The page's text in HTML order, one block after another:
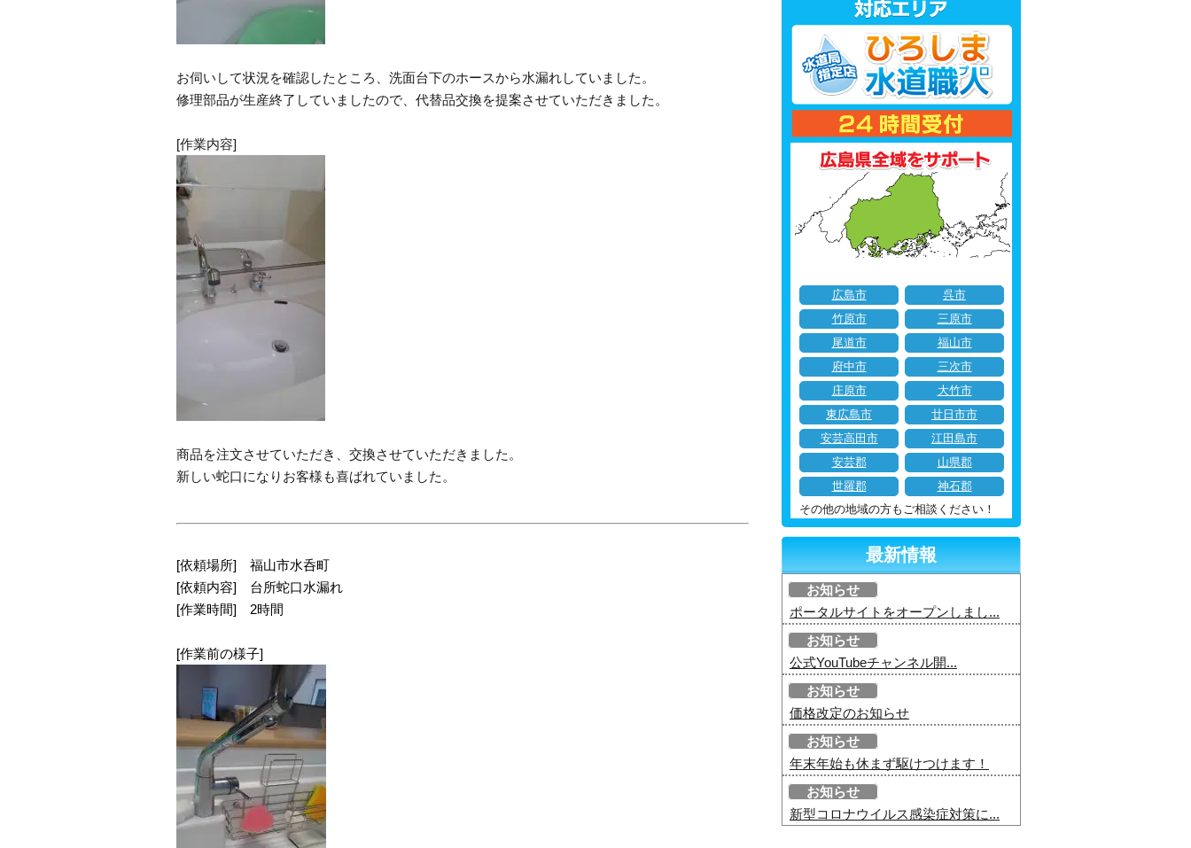
お伺いして状況を確認したところ、洗面台下のホースから水漏れしていました。
修理部品が生産終了していましたので、代替品交換を提案させていただきました。
[作業内容]
商品を注文させていただき、交換させていただきました。
新しい蛇口になりお客様も喜ばれていました。
[依頼場所] 福山市水呑町
[依頼内容] 台所蛇口水漏れ
[作業時間] 2時間
[作業前の様子]
広島市
呉市
竹原市
三原市
尾道市
福山市
府中市
三次市
庄原市
大竹市
東広島市
廿日市市
安芸高田市
江田島市
安芸郡
山県郡
世羅郡
神石郡
その他の地域の方もご相談ください！
最新情報
お知らせ
ポータルサイトをオープンしまし...
お知らせ
公式YouTubeチャンネル開...
お知らせ
価格改定のお知らせ
お知らせ
年末年始も休まず駆けつけます！
お知らせ
新型コロナウイルス感染症対策に...